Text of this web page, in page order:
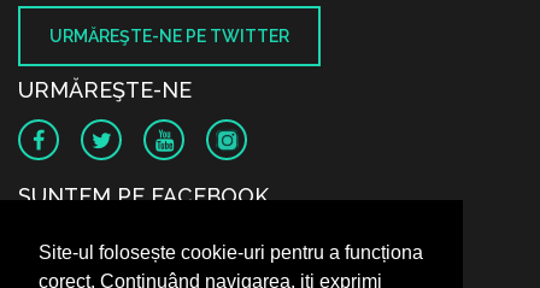
Site-ul folosește cookie-uri pentru a funcționa
corect. Continuând navigarea, iți exprimi
URMĂREŞTE-NE PE TWITTER
URMĂREŞTE-NE
SUNTEM PE FACEBOOK